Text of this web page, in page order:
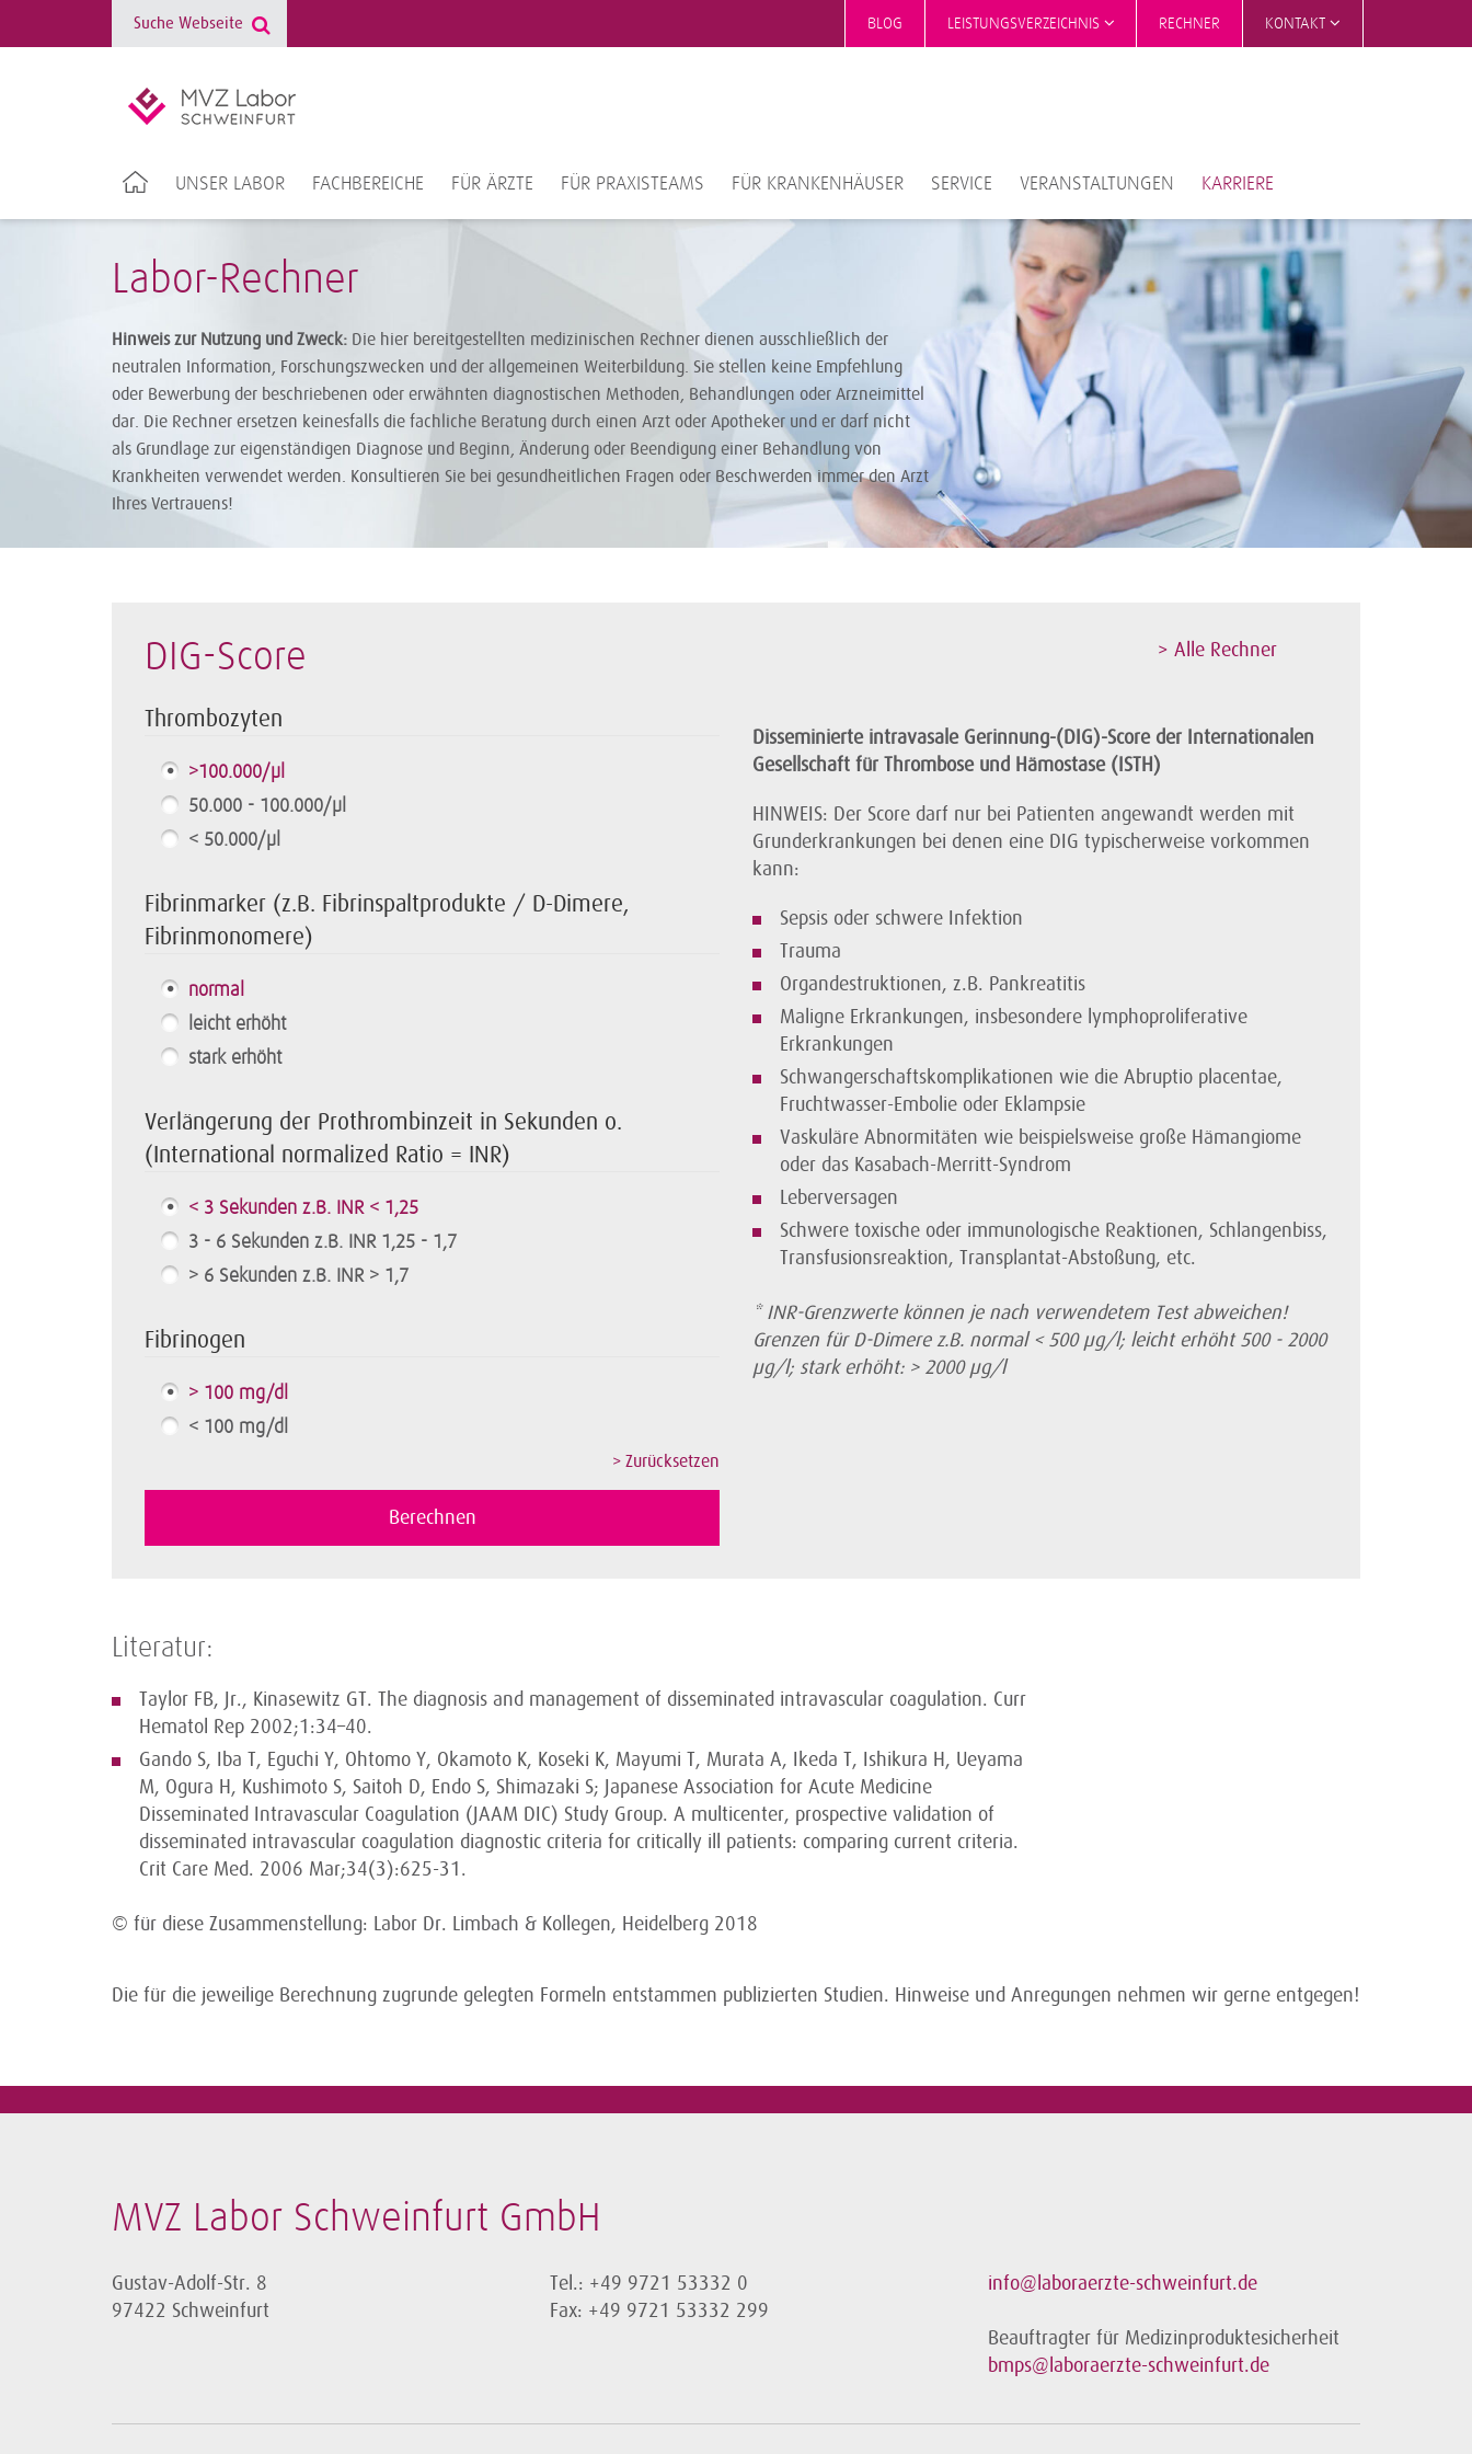
BLOG LEISTUNGSVERZEICHNIS RECHNER KONTAKT
UNSER LABOR FACHBEREICHE FÜR ÄRZTE FÜR PRAXISTEAMS FÜR KRANKENHÄUSER SERVICE VERANSTALTUNGEN KARRIERE
Labor-Rechner
Hinweis zur Nutzung und Zweck: Die hier bereitgestellten medizinischen Rechner dienen ausschließlich der
neutralen Information, Forschungszwecken und der allgemeinen Weiterbildung. Sie stellen keine Empfehlung
oder Bewerbung der beschriebenen oder erwähnten diagnostischen Methoden, Behandlungen oder Arzneimittel
dar. Die Rechner ersetzen keinesfalls die fachliche Beratung durch einen Arzt oder Apotheker und er darf nicht
als Grundlage zur eigenständigen Diagnose und Beginn, Änderung oder Beendigung einer Behandlung von
Krankheiten verwendet werden. Konsultieren Sie bei gesundheitlichen Fragen oder Beschwerden immer den Arzt
Ihres Vertrauens!
DIG-Score > Alle Rechner
Thrombozyten
>100.000/µl
50.000 - 100.000/µl
< 50.000/µl
Fibrinmarker (z.B. Fibrinspaltprodukte / D-Dimere,
Fibrinmonomere)
normal
leicht erhöht
stark erhöht
Verlängerung der Prothrombinzeit in Sekunden o.
(International normalized Ratio = INR)
< 3 Sekunden z.B. INR < 1,25
3 - 6 Sekunden z.B. INR 1,25 - 1,7
> 6 Sekunden z.B. INR > 1,7
Fibrinogen
> 100 mg/dl
< 100 mg/dl
Disseminierte intravasale Gerinnung-(DIG)-Score der Internationalen
Gesellschaft für Thrombose und Hämostase (ISTH)
HINWEIS: Der Score darf nur bei Patienten angewandt werden mit
Grunderkrankungen bei denen eine DIG typischerweise vorkommen
kann:
Sepsis oder schwere Infektion
Trauma
Organdestruktionen, z.B. Pankreatitis
Maligne Erkrankungen, insbesondere lymphoproliferative
Erkrankungen
Schwangerschaftskomplikationen wie die Abruptio placentae,
Fruchtwasser-Embolie oder Eklampsie
Vaskuläre Abnormitäten wie beispielsweise große Hämangiome
oder das Kasabach-Merritt-Syndrom
Leberversagen
Schwere toxische oder immunologische Reaktionen, Schlangenbiss,
Transfusionsreaktion, Transplantat-Abstoßung, etc.
* INR-Grenzwerte können je nach verwendetem Test abweichen!
Grenzen für D-Dimere z.B. normal < 500 µg/l; leicht erhöht 500 - 2000
µg/l; stark erhöht: > 2000 µg/l
Literatur:
Taylor FB, Jr., Kinasewitz GT. The diagnosis and management of disseminated intravascular coagulation. Curr
Hematol Rep 2002;1:34–40.
Gando S, Iba T, Eguchi Y, Ohtomo Y, Okamoto K, Koseki K, Mayumi T, Murata A, Ikeda T, Ishikura H, Ueyama
M, Ogura H, Kushimoto S, Saitoh D, Endo S, Shimazaki S; Japanese Association for Acute Medicine
Disseminated Intravascular Coagulation (JAAM DIC) Study Group. A multicenter, prospective validation of
disseminated intravascular coagulation diagnostic criteria for critically ill patients: comparing current criteria.
Crit Care Med. 2006 Mar;34(3):625-31.
© für diese Zusammenstellung: Labor Dr. Limbach & Kollegen, Heidelberg 2018
Die für die jeweilige Berechnung zugrunde gelegten Formeln entstammen publizierten Studien. Hinweise und Anregungen nehmen wir gerne entgegen!
MVZ Labor Schweinfurt GmbH
Gustav-Adolf-Str. 8
97422 Schweinfurt
Tel.: +49 9721 53332 0
Fax: +49 9721 53332 299
info@laboraerzte-schweinfurt.de
Beauftragter für Medizinproduktesicherheit
bmps@laboraerzte-schweinfurt.de